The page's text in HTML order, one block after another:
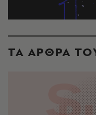
ΤΑ ΑΡΘΡΑ